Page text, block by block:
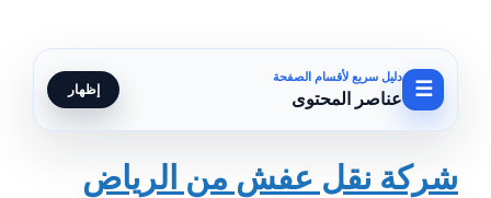
☰
دليل سريع لأقسام الصفحة
عناصر المحتوى
إظهار
شركة نقل عفش من الرياض